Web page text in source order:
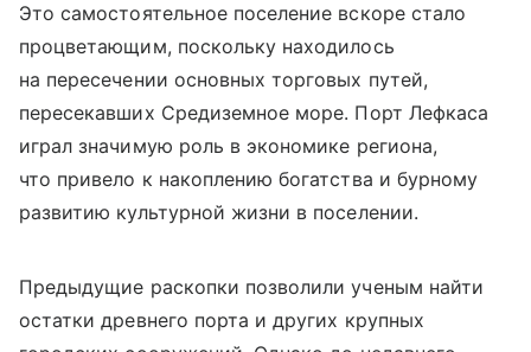
Это самостоятельное поселение вскоре стало
процветающим, поскольку находилось
на пересечении основных торговых путей,
пересекавших Средиземное море. Порт Лефкаса
играл значимую роль в экономике региона,
что привело к накоплению богатства и бурному
развитию культурной жизни в поселении.
Предыдущие раскопки позволили ученым найти
остатки древнего порта и других крупных